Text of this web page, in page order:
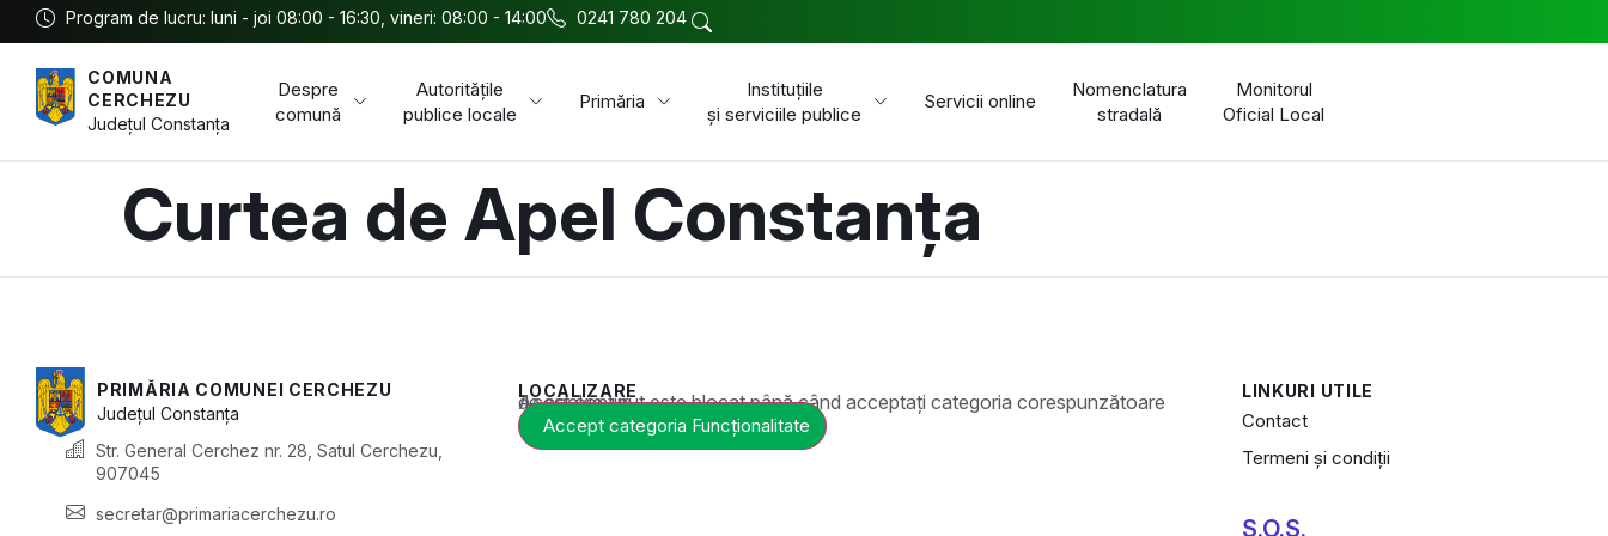
Program de lucru: luni - joi 08:00 - 16:30, vineri: 08:00 - 14:00 0241 780 204
COMUNA
CERCHEZU
JudețulConstanța
Despre
comună
Autoritățile
publice locale
Primăria
Instituțiile
și serviciile publice
Servicii online
Nomenclatura
stradală
Monitorul
Oficial Local
Curtea de Apel Constanța
PRIMĂRIA COMUNEI CERCHEZU
JudețulConstanța
Str. General Cerchez nr. 28, Satul Cerchezu,
907045
secretar@primariacerchezu.ro
LOCALIZARE
Acest conținut este blocat până când acceptați categoria corespunzătoare de cookie-uri.
Accept categoria Funcționalitate
LINKURI UTILE
Contact
Termeni și condiții
S.O.S.